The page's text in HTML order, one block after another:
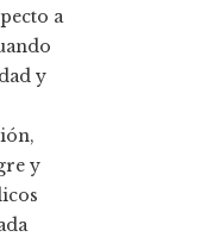
a
y
y